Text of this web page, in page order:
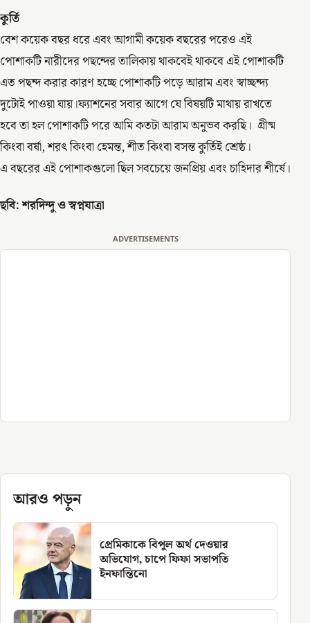
কুর্তি
বেশ কয়েক বছর ধরে এবং আগামী কয়েক বছরের পরেও এই
পোশাকটি নারীদের পছন্দের তালিকায় থাকবেই থাকবে এই পোশাকটি
এত পছন্দ করার কারণ হচ্ছে পোশাকটি পড়ে আরাম এবং স্বাচ্ছন্দ্য
দুটোই পাওয়া যায়।ফ্যাশনের সবার আগে যে বিষয়টি মাথায় রাখতে
হবে তা হল পোশাকটি পরে আমি কতটা আরাম অনুভব করছি। গ্রীষ্ম
কিংবা বর্ষা, শরৎ কিংবা হেমন্ত, শীত কিংবা বসন্ত কুর্তিই শ্রেষ্ঠ।
এ বছরের এই পোশাকগুলো ছিল সবচেয়ে জনপ্রিয় এবং চাহিদার শীর্ষে।
ছবি: শরদিন্দু ও স্বপ্নযাত্রা
ADVERTISEMENTS
আরও পড়ুন
প্রেমিকাকে বিপুল অর্থ দেওয়ার
অভিযোগ, চাপে ফিফা সভাপতি
ইনফান্তিনো